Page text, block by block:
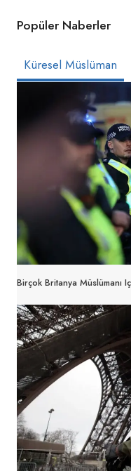
Popüler Naberler
Küresel Müslüman
Birçok Britanya Müslümanı